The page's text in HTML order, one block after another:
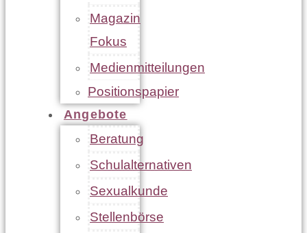
Magazin
Fokus
Medienmitteilungen
Positionspapier
Angebote
Beratung
Schulalternativen
Sexualkunde
Stellenbörse